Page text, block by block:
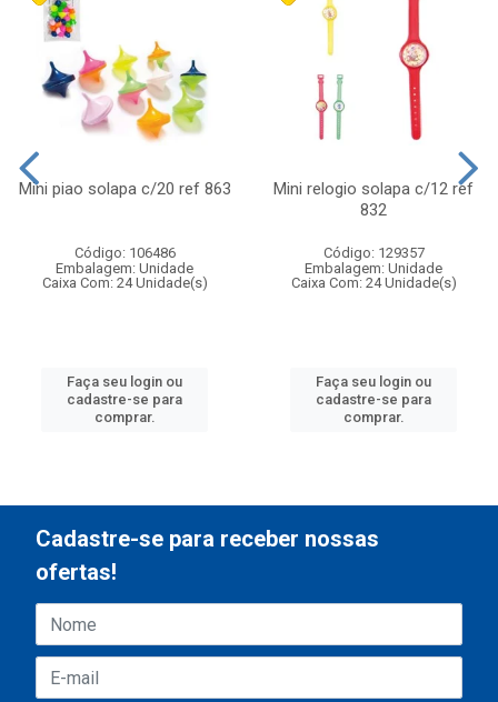
Mini piao solapa c/20 ref 863
Código: 106486
Embalagem: Unidade
Caixa Com: 24 Unidade(s)
Faça seu login ou
cadastre-se para
comprar.
Mini relogio solapa c/12 ref
832
Código: 129357
Embalagem: Unidade
Caixa Com: 24 Unidade(s)
Faça seu login ou
cadastre-se para
comprar.
Cadastre-se para receber nossas
ofertas!